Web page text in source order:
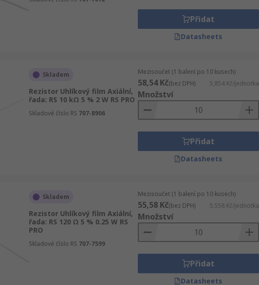
Přidat
Datasheets
Skladem
Rezistor Uhlíkový film Axiální,
řada: RS 10 kΩ 5 % 2 W RS PRO
Skladové číslo RS 707-8906
Mezisoučet (1 balení po 10 kusech)
58,54 Kč(bez DPH) 5,854 Kč/jednotka
Množství
Přidat
Datasheets
Skladem
Rezistor Uhlíkový film Axiální,
řada: RS 120 Ω 5 % 0.25 W RS
PRO
Skladové číslo RS 707-7599
Mezisoučet (1 balení po 10 kusech)
55,58 Kč(bez DPH) 5,558 Kč/jednotka
Množství
Přidat
Datasheets